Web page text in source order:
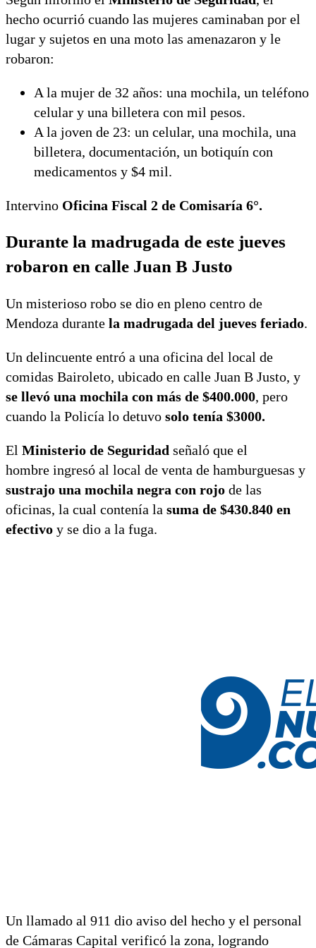
hecho ocurrió cuando las mujeres caminaban por el
lugar y sujetos en una moto las amenazaron y le
robaron:
A la mujer de 32 años: una mochila, un teléfono
celular y una billetera con mil pesos.
A la joven de 23: un celular, una mochila, una
billetera, documentación, un botiquín con
medicamentos y $4 mil.
Intervino Oficina Fiscal 2 de Comisaría 6°.
Durante la madrugada de este jueves
robaron en calle Juan B Justo
Un misterioso robo se dio en pleno centro de
Mendoza durante la madrugada del jueves feriado.
Un delincuente entró a una oficina del local de
comidas Bairoleto, ubicado en calle Juan B Justo, y
se llevó una mochila con más de $400.000, pero
cuando la Policía lo detuvo solo tenía $3000.
El Ministerio de Seguridad señaló que el
hombre ingresó al local de venta de hamburguesas y
sustrajo una mochila negra con rojo de las
oficinas, la cual contenía la suma de $430.840 en
efectivo y se dio a la fuga.
Un llamado al 911 dio aviso del hecho y el personal
de Cámaras Capital verificó la zona, logrando